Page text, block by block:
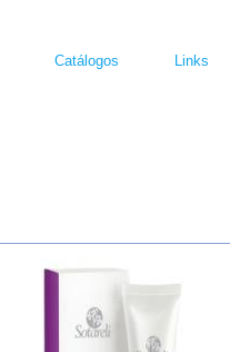
Catálogos Links